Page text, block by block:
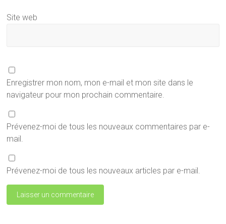
Site web
Enregistrer mon nom, mon e-mail et mon site dans le
navigateur pour mon prochain commentaire.
Prévenez-moi de tous les nouveaux commentaires par e-
mail.
Prévenez-moi de tous les nouveaux articles par e-mail.